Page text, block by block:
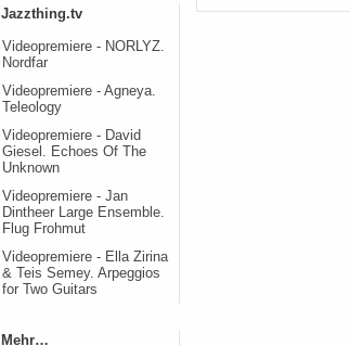
Jazzthing.tv
Videopremiere - NORLYZ.
Nordfar
Videopremiere - Agneya.
Teleology
Videopremiere - David
Giesel. Echoes Of The
Unknown
Videopremiere - Jan
Dintheer Large Ensemble.
Flug Frohmut
Videopremiere - Ella Zirina
& Teis Semey. Arpeggios
for Two Guitars
Mehr…